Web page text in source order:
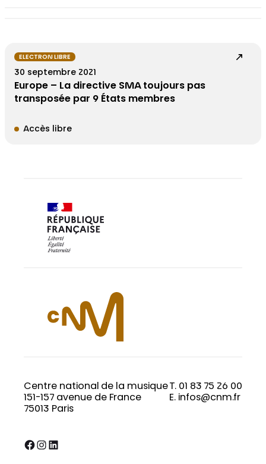
ELECTRON LIBRE
30 septembre 2021
Europe – La directive SMA toujours pas
transposée par 9 États membres
Accès libre
Centre national de la musique
151-157 avenue de France
75013 Paris
T. 01 83 75 26 00
E. infos@cnm.fr
Facebook InstagramLinkedIn